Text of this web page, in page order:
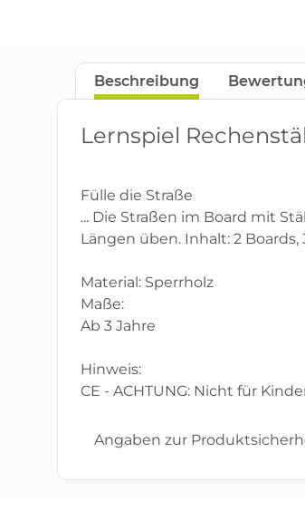
Beschreibung
Lernspiel
Fülle die Straße
... Die Straßen im Board mit
Längen üben. Inhalt: 2
Material: Sperrholz
Maße:
Ab 3 Jahre
Hinweis:
CE - ACHTUNG: Nicht für
Angaben zur